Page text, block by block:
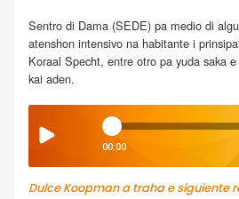
Sentro di Dama (SEDE) pa medio di
atenshon intensivo na habitante i
Koraal Specht, entre otro pa yuda saka
kai aden.
00:00
Dulce Koopman a traha e siguiente